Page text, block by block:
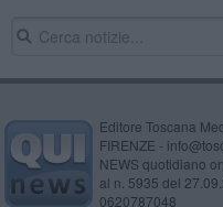
Editore Toscana
FIRENZE -
NEWS quotidiano
al n. 5935 del
0620787048